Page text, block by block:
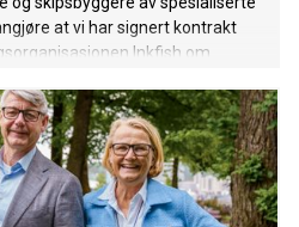
at vi har signert kontrakt
Inkfish om
er på nær 700
største ordren VARD noensinne
og samtidig den største
i Norge.